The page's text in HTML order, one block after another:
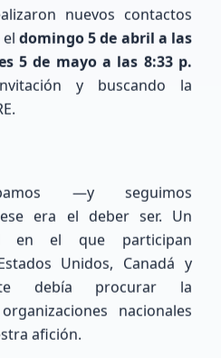
nuevos contactos
domingo 5 de abril a las
5 de mayo a las 8:33 p.
y buscando la
—y seguimos
era el deber ser. Un
en el que participan
Unidos, Canadá y
debía procurar la
nacionales
afición.